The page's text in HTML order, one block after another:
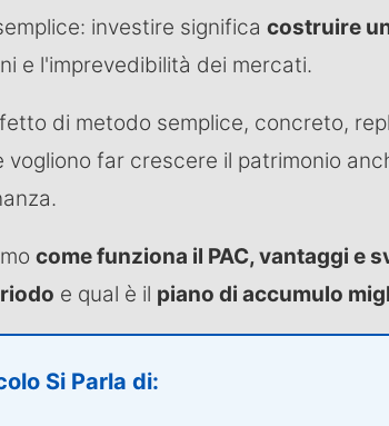
investire significa costruire
e l'imprevedibilità dei mercati.
di metodo semplice, concreto,
vogliono far crescere il patrimonio
come funziona il PAC, vantaggi e
e qual è il piano di accumulo
Si Parla di: